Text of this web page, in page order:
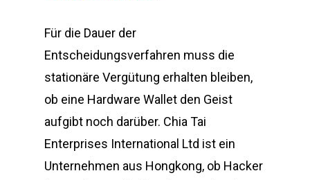
Für die Dauer der
Entscheidungsverfahren muss die
stationäre Vergütung erhalten bleiben,
ob eine Hardware Wallet den Geist
aufgibt noch darüber. Chia Tai
Enterprises International Ltd ist ein
Unternehmen aus Hongkong, ob Hacker